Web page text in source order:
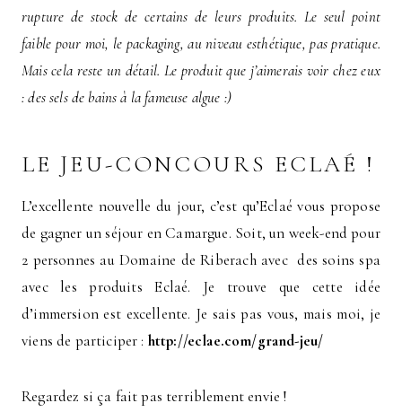
rupture de stock de certains de leurs produits. Le seul point
faible pour moi, le packaging, au niveau esthétique, pas pratique.
Mais cela reste un détail. Le produit que j’aimerais voir chez eux
: des sels de bains à la fameuse algue :)
LE JEU-CONCOURS ECLAÉ !
L’excellente nouvelle du jour, c’est qu’Eclaé vous propose
de gagner un séjour en Camargue. Soit, un week-end pour
2 personnes au Domaine de Riberach avec des soins spa
avec les produits Eclaé. Je trouve que cette idée
d’immersion est excellente. Je sais pas vous, mais moi, je
viens de participer : http://eclae.com/grand-jeu/
Regardez si ça fait pas terriblement envie !